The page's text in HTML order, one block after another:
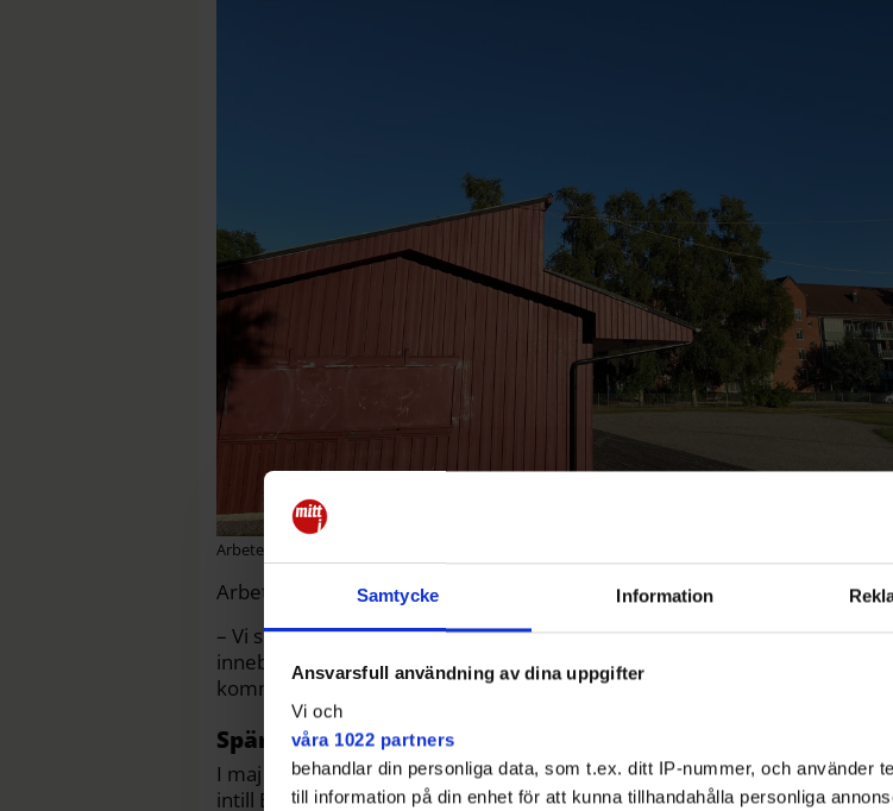
Samtycke Information
Ansvarsfull användning av dina uppgifter
Vi och
våra 1022 partners
behandlar din personliga data, som t.ex. ditt IP-nummer, och använder
till information på din enhet för att kunna tillhandahålla personliga
Arbetet inleds vid den röda lågbyggnaden. Tanken är start i april.
Arbetet inleds vid den röda lågbyggnaden norr om sportfältet.
– Vi ska lägga ned en ganska stor ledning från sportfältet till
innebär förändringar i form av avspärrningar och annat, säger Anna Ingels,
kommunikatör på exploateringskontoret.
Spärras av
I maj spärras ett större grönområde av mellan Vinggatan och gång- och
intill Bagarmossenskogen. Bland annat omfattar arbetsområdet